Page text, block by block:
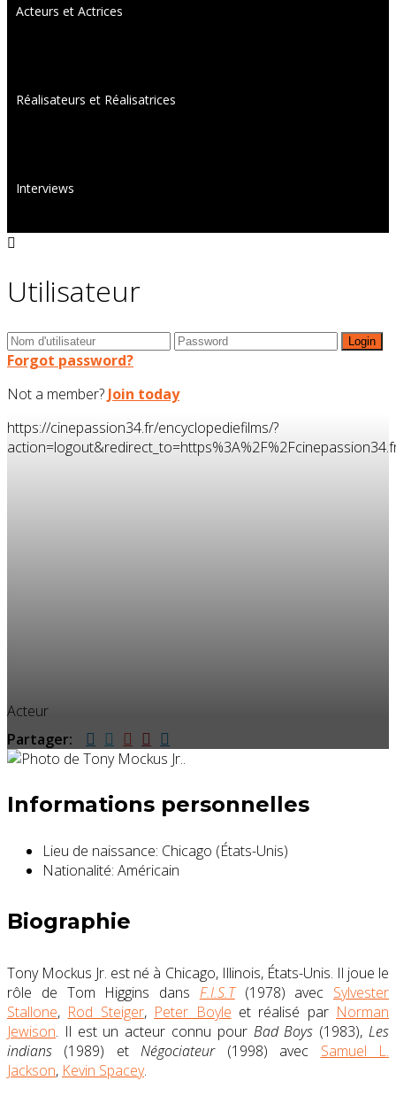
Acteurs et Actrices
Réalisateurs et Réalisatrices
Interviews
Utilisateur
Forgot password?
Not a member? Join today
https://cinepassion34.fr/encyclopediefilms/?
Acteur
Partager:
Informations personnelles
Lieu de naissance: Chicago (États-Unis)
Nationalité: Américain
Biographie
Tony Mockus Jr. est né à Chicago, Illinois, États-Unis. Il joue le
rôle de Tom Higgins dans F.I.S.T(1978) avec Sylvester
Stallone, Rod Steiger, Peter Boyle et réalisé par Norman
Jewison. Il est un acteur connu pour Bad Boys (1983),Les
indians (1989) etNégociateur(1998) avec Samuel L.
Jackson, Kevin Spacey.